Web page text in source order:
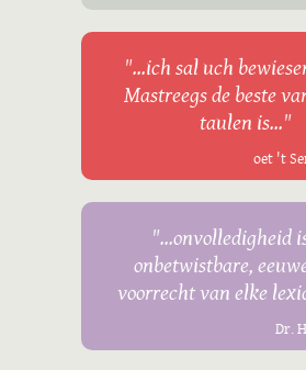
"...ich sal uch
Mastreegs de beste
taulen is..."
oet 't
"...onvolledigheid
onbetwistbare,
voorrecht van elke
Dr.